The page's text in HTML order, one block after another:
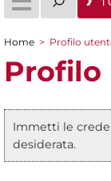
Tu sei qui
Home > Profilo
Profilo
Immetti le
desiderata.